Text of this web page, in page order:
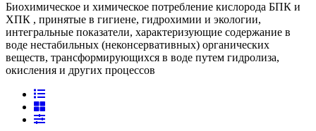
Биохимическое и химическое потребление кислорода БПК и
ХПК , принятые в гигиене, гидрохимии и экологии,
интегральные показатели, характеризующие содержание в
воде нестабильных (неконсервативных) органических
веществ, трансформирующихся в воде путем гидролиза,
окисления и других процессов